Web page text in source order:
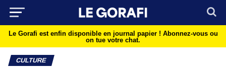
Le Gorafi est enfin disponible en journal papier ! Abonnez-vous ou
on tue votre chat.
CULTURE